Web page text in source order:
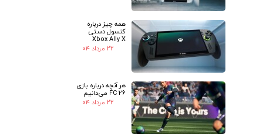
همه چیز درباره
کنسول دستی
Xbox Ally X
۲۲ مرداد ۰۴
هر آنچه درباره بازی
FC 26 می‌دانیم
۲۲ مرداد ۰۴